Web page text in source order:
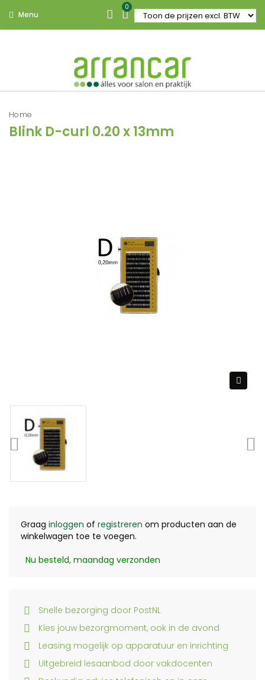
Menu
0
Home
Blink D-curl 0.20 x 13mm
Graag inloggen of registreren om producten aan de
winkelwagen toe te voegen.
Nu besteld, maandag verzonden
Snelle bezorging door PostNL
Kies jouw bezorgmoment, ook in de avond
Leasing mogelijk op apparatuur en inrichting
Uitgebreid lesaanbod door vakdocenten